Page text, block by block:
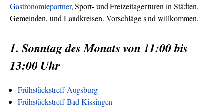
Gastronomiepartner, Sport- und Freizeitagenturen in Städten,
Gemeinden, und Landkreisen. Vorschläge sind willkommen.
1. Sonntag des Monats von 11:00 bis
13:00 Uhr
Frühstückstreff Augsburg
Frühstückstreff Bad Kissingen